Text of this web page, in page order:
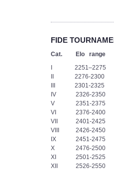
„ścieżkę
i
pomylić
się
ani
razu.
Teraz
przed
nami
bój,
z
którego
zwycięsko
wyjdzie
tylko
FIDE
Cat. Elo range
I 2251–2275
II 2276-2300
III 2301-2325
IV 2326-2350
V 2351-2375
VI 2376-2400
VII 2401-2425
VIII 2426-2450
IX 2451-2475
X 2476-2500
XI 2501-2525
XII 2526-2550